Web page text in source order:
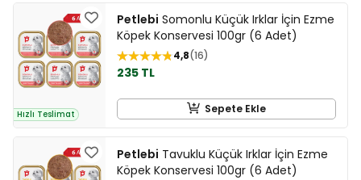
Hızlı Teslimat
Petlebi Somonlu Küçük Irklar İçin Ezme
Köpek Konservesi 100gr (6 Adet)
4,8 16
235 TL
Sepete Ekle
Petlebi Tavuklu Küçük Irklar İçin Ezme
Köpek Konservesi 100gr (6 Adet)